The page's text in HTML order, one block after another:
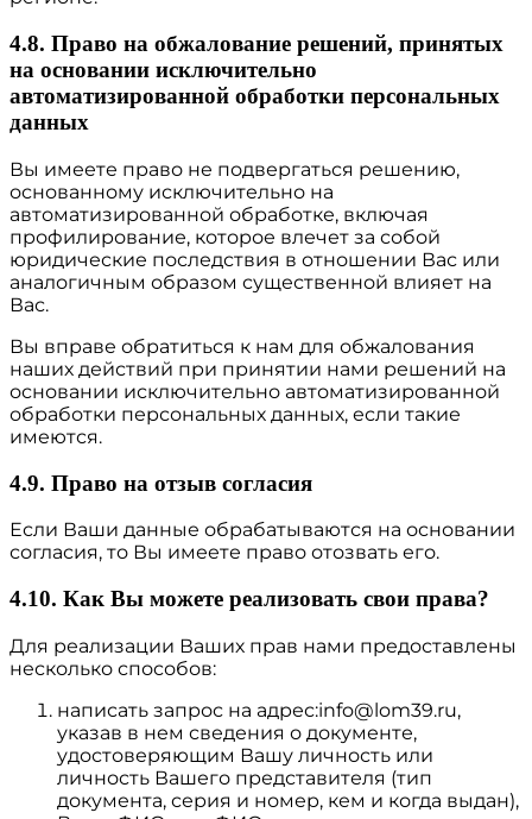
4.8. Право на обжалование решений, принятых
на основании исключительно
автоматизированной обработки персональных
данных
Вы имеете право не подвергаться решению,
основанному исключительно на
автоматизированной обработке, включая
профилирование, которое влечет за собой
юридические последствия в отношении Вас или
аналогичным образом существенной влияет на
Вас.
Вы вправе обратиться к нам для обжалования
наших действий при принятии нами решений на
основании исключительно автоматизированной
обработки персональных данных, если такие
имеются.
4.9. Право на отзыв согласия
Если Ваши данные обрабатываются на основании
согласия, то Вы имеете право отозвать его.
4.10. Как Вы можете реализовать свои права?
Для реализации Ваших прав нами предоставлены
несколько способов:
написать запрос на адрес:info@lom39.ru,
указав в нем сведения о документе,
удостоверяющим Вашу личность или
личность Вашего представителя (тип
документа, серия и номер, кем и когда выдан),